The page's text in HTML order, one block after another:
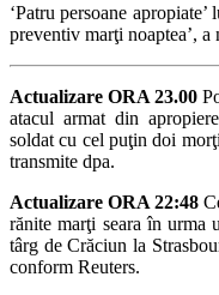
‘Patru persoane
preventiv marţi noaptea’,
Actualizare ORA 23.00
atacul armat din
soldat cu cel puţin doi
transmite dpa.
Actualizare ORA 22:48
rănite marţi seara în urma
târg de Crăciun la
conform Reuters.